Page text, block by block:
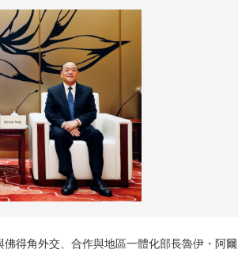
得角外交、合作與地區一體化部長魯伊・阿